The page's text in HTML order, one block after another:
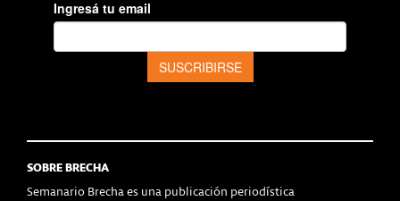
SOBRE BRECHA
Semanario Brecha es una publicación periodística